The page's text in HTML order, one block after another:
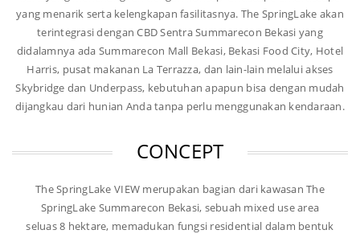
yang menarik serta kelengkapan fasilitasnya. The SpringLake akan
terintegrasi dengan CBD Sentra Summarecon Bekasi yang
didalamnya ada Summarecon Mall Bekasi, Bekasi Food City, Hotel
Harris, pusat makanan La Terrazza, dan lain-lain melalui akses
Skybridge dan Underpass, kebutuhan apapun bisa dengan mudah
dijangkau dari hunian Anda tanpa perlu menggunakan kendaraan.
CONCEPT
The SpringLake VIEW merupakan bagian dari kawasan The
SpringLake Summarecon Bekasi, sebuah mixed use area
seluas 8 hektare, memadukan fungsi residential dalam bentuk